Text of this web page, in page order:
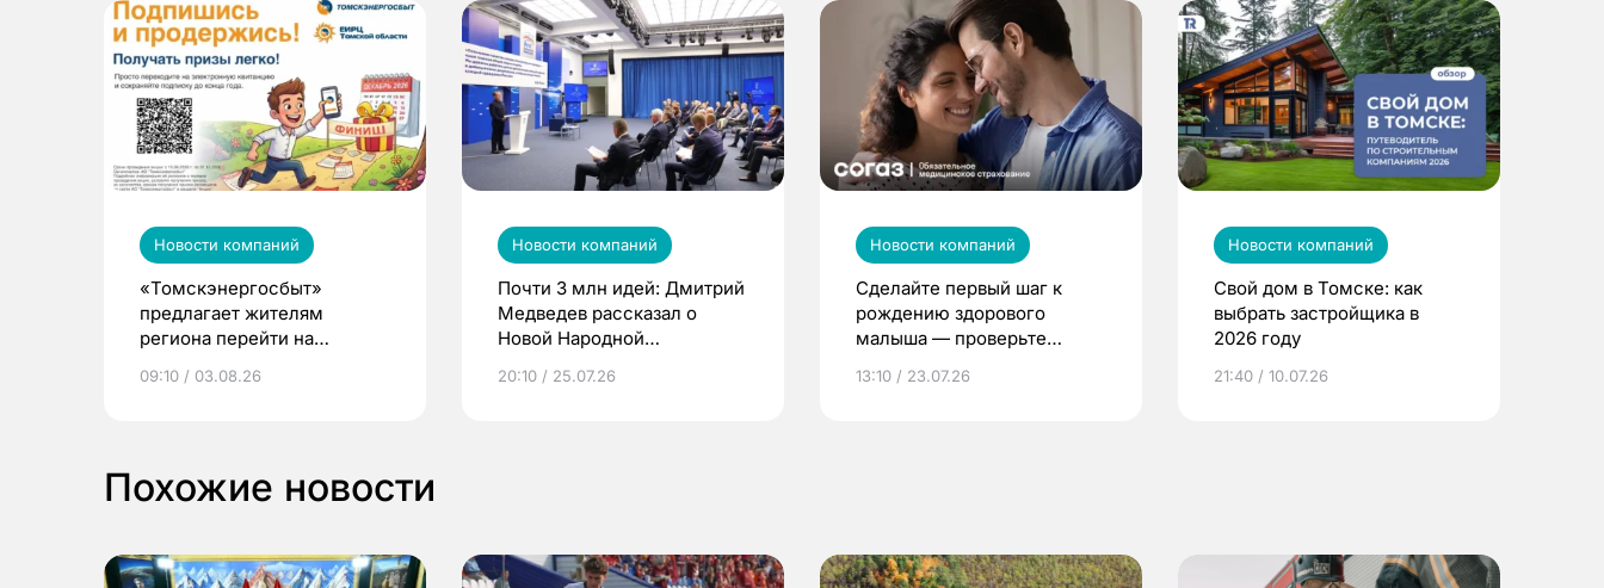
Новости компаний
«Томскэнергосбыт»
предлагает жителям
региона перейти на
выиграть призы
09:10 / 03.08.26
Новости компаний
Почти 3 млн идей: Дмитрий
Медведев рассказал о
Новой Народной
20:10 / 25.07.26
Новости компаний
Сделайте первый шаг к
рождению здорового
малыша — проверьте
по ОМС!
13:10 / 23.07.26
Новости компаний
Свой дом в Томске: как
выбрать застройщика в
2026 году
21:40 / 10.07.26
Похожие новости